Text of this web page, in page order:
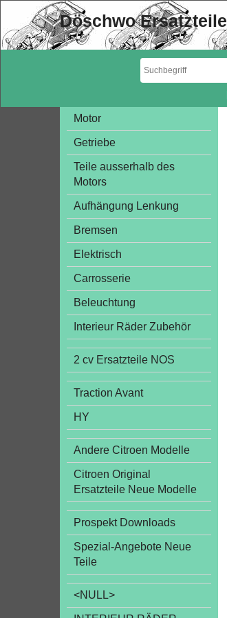
Döschwo Ersatzteile
Motor
Getriebe
Teile ausserhalb des
Motors
Aufhängung Lenkung
Bremsen
Elektrisch
Carrosserie
Beleuchtung
Interieur Räder Zubehör
2 cv Ersatzteile NOS
Traction Avant
HY
Andere Citroen Modelle
Citroen Original
Ersatzteile Neue Modelle
Prospekt Downloads
Spezial-Angebote Neue
Teile
<NULL>